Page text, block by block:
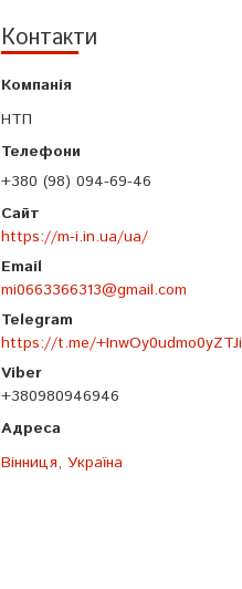
Контакти
НТП
+380 (98) 094-69-46
https://m-i.in.ua/ua/
mi0663366313@gmail.com
https://t.me/+InwOy0udmo0yZTJi
+380980946946
Вінниця, Україна